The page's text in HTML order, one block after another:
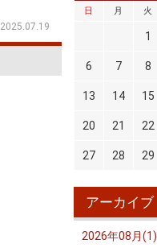
2025.07.19
日 月 火
1
6 7 8
13 14 15
20 21 22
27 28 29
アーカイブ
2026年08月(1)